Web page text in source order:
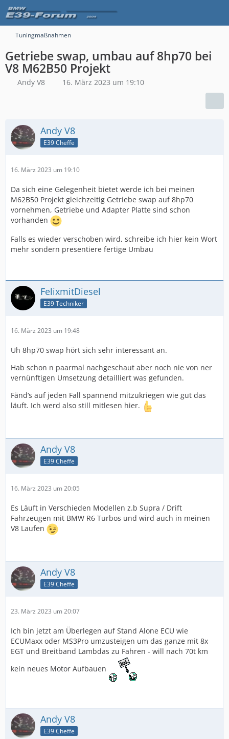
Tuningmaßnahmen
Getriebe swap, umbau auf 8hp70 bei
V8 M62B50 Projekt
Andy V8 16. März 2023 um 19:10
Andy V8
E39 Cheffe
16. März 2023 um 19:10
Da sich eine Gelegenheit bietet werde ich bei meinen
M62B50 Projekt gleichzeitig Getriebe swap auf 8hp70
vornehmen, Getriebe und Adapter Platte sind schon
vorhanden
Falls es wieder verschoben wird, schreibe ich hier kein Wort
mehr sondern presentiere fertige Umbau
FelixmitDiesel
E39 Techniker
16. März 2023 um 19:48
Uh 8hp70 swap hört sich sehr interessant an.
Hab schon n paarmal nachgeschaut aber noch nie von ner
vernünftigen Umsetzung detailliert was gefunden.
Fänd‘s auf jeden Fall spannend mitzukriegen wie gut das
läuft. Ich werd also still mitlesen hier.
Andy V8
E39 Cheffe
16. März 2023 um 20:05
Es Läuft in Verschieden Modellen z.b Supra / Drift
Fahrzeugen mit BMW R6 Turbos und wird auch in meinen
V8 Laufen
Andy V8
E39 Cheffe
23. März 2023 um 20:07
Ich bin jetzt am Überlegen auf Stand Alone ECU wie
ECUMaxx oder MS3Pro umzusteigen um das ganze mit 8x
EGT und Breitband Lambdas zu Fahren - will nach 70t km
kein neues Motor Aufbauen
Andy V8
E39 Cheffe